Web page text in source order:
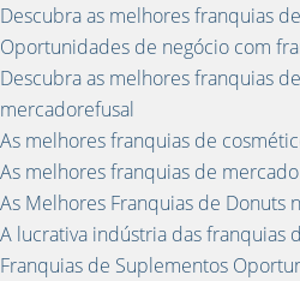
Descubra as melhores franquias
Oportunidades de negócio com
Descubra as melhores franquias
mercadorefusal
As melhores franquias de
As melhores franquias de
As Melhores Franquias de Donuts
A lucrativa indústria das franquias
Franquias de Suplementos